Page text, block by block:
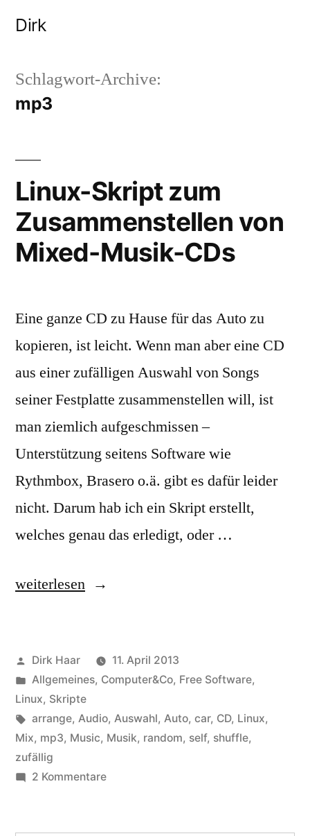
Dirk
Schlagwort-Archive:
mp3
Linux-Skript zum
Zusammenstellen von
Mixed-Musik-CDs
Eine ganze CD zu Hause für das Auto zu
kopieren, ist leicht. Wenn man aber eine CD
aus einer zufälligen Auswahl von Songs
seiner Festplatte zusammenstellen will, ist
man ziemlich aufgeschmissen –
Unterstützung seitens Software wie
Rythmbox, Brasero o.ä. gibt es dafür leider
nicht. Darum hab ich ein Skript erstellt,
welches genau das erledigt, oder …
„Linux-
Zusammenstellen
von
Mixed-
Musik-
CDs“
weiterlesen
Veröffentlicht
von
Dirk Haar
11. April 2013
Veröffentlicht
in
Allgemeines, Computer&Co, Free Software,
Linux, Skripte
Schlagwörter:
arrange, Audio, Auswahl, Auto, car, CD, Linux,
Mix, mp3, Music, Musik, random, self, shuffle,
zufällig
2 Kommentarezu